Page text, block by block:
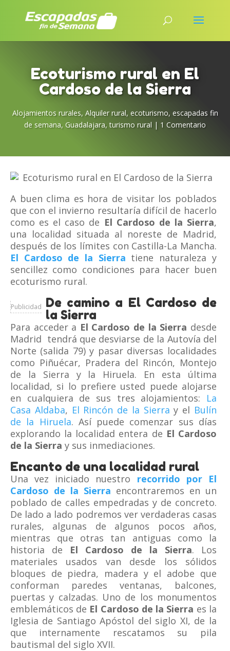
Ecoturismo rural en El
Cardoso de la Sierra
Alojamientos rurales, Alquiler rural, ecoturismo, escapadas fin
de semana, Guadalajara,turismo rural | 1 Comentario
A buen clima es hora de visitar los poblados
que con el invierno resultaría difícil de hacerlo
como es el caso de El Cardoso de la Sierra,
una localidad situada al noreste de Madrid,
después de los límites con Castilla-La Mancha.
El Cardoso de la Sierra tiene naturaleza y
sencillez como condiciones para hacer buen
ecoturismo rural.
Publicidad De camino a El Cardoso de
la Sierra
Para acceder a El Cardoso de la Sierra desde
Madrid tendrá que desviarse de la Autovía del
Norte (salida 79) y pasar diversas localidades
como Piñuécar, Pradera del Rincón, Montejo
de la Sierra y la Hiruela. En esta última
localidad, si lo prefiere usted puede alojarse
en cualquiera de sus tres alojamientos: La
Casa Aldaba, El Rincón de la Sierra y el Bulín
de la Hiruela. Así puede comenzar sus días
explorando la localidad entera de El Cardoso
de la Sierra y sus inmediaciones.
Encanto de una localidad rural
Una vez iniciado nuestro recorrido por El
Cardoso de la Sierra encontraremos en un
poblado de calles empedradas y de concreto.
De lado a lado podremos ver verdaderas casas
rurales, algunas de algunos pocos años,
mientras que otras tan antiguas como la
historia de El Cardoso de la Sierra. Los
materiales usados van desde los sólidos
bloques de piedra, madera y el adobe que
conforman paredes ventanas, balcones,
puertas y calzadas. Uno de los monumentos
emblemáticos de El Cardoso de la Sierra es la
Iglesia de Santiago Apóstol del siglo XI, de la
que internamente rescatamos su pila
bautismal del siglo XVII.